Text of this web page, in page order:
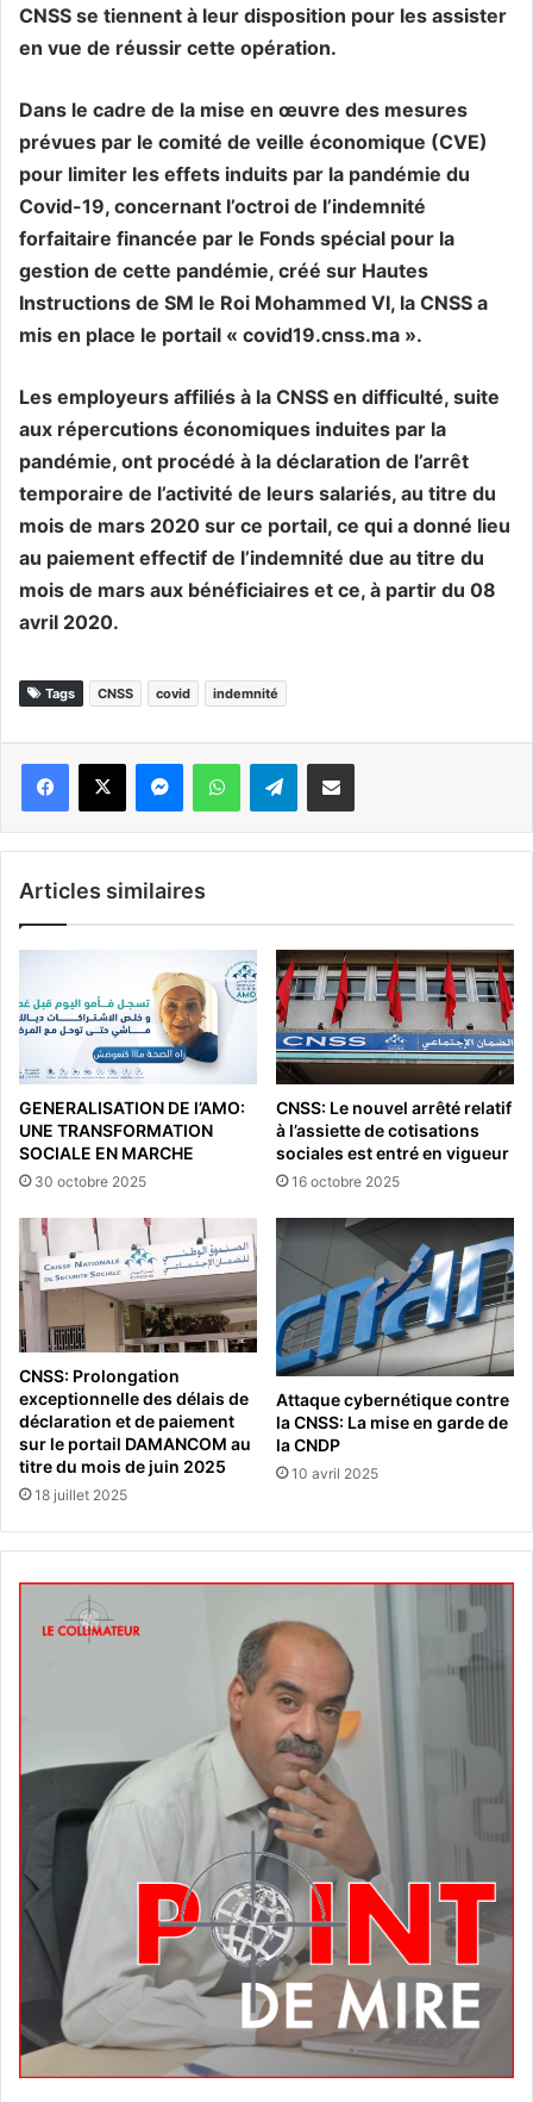
CNSS se tiennent à leur disposition pour les assister
en vue de réussir cette opération.
Dans le cadre de la mise en œuvre des mesures
prévues par le comité de veille économique (CVE)
pour limiter les effets induits par la pandémie du
Covid-19, concernant l’octroi de l’indemnité
forfaitaire financée par le Fonds spécial pour la
gestion de cette pandémie, créé sur Hautes
Instructions de SM le Roi Mohammed VI, la CNSS a
mis en place le portail « covid19.cnss.ma ».
Les employeurs affiliés à la CNSS en difficulté, suite
aux répercutions économiques induites par la
pandémie, ont procédé à la déclaration de l’arrêt
temporaire de l’activité de leurs salariés, au titre du
mois de mars 2020 sur ce portail, ce qui a donné lieu
au paiement effectif de l’indemnité due au titre du
mois de mars aux bénéficiaires et ce, à partir du 08
avril 2020.
Tags CNSS covid indemnité
WhatsApp Telegram
Articles similaires
GENERALISATION DE l’AMO:
UNE TRANSFORMATION
SOCIALE EN MARCHE
30 octobre 2025
CNSS: Le nouvel arrêté relatif
à l’assiette de cotisations
sociales est entré en vigueur
16 octobre 2025
CNSS: Prolongation
exceptionnelle des délais de
déclaration et de paiement
sur le portail DAMANCOM au
titre du mois de juin 2025
18 juillet 2025
Attaque cybernétique contre
la CNSS: La mise en garde de
la CNDP
10 avril 2025